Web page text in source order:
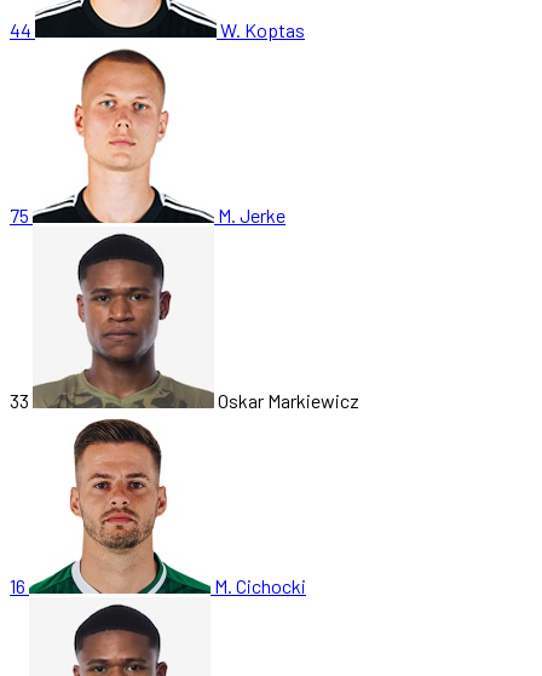
44 W. Koptas
75 M. Jerke
33 Oskar Markiewicz
16 M. Cichocki